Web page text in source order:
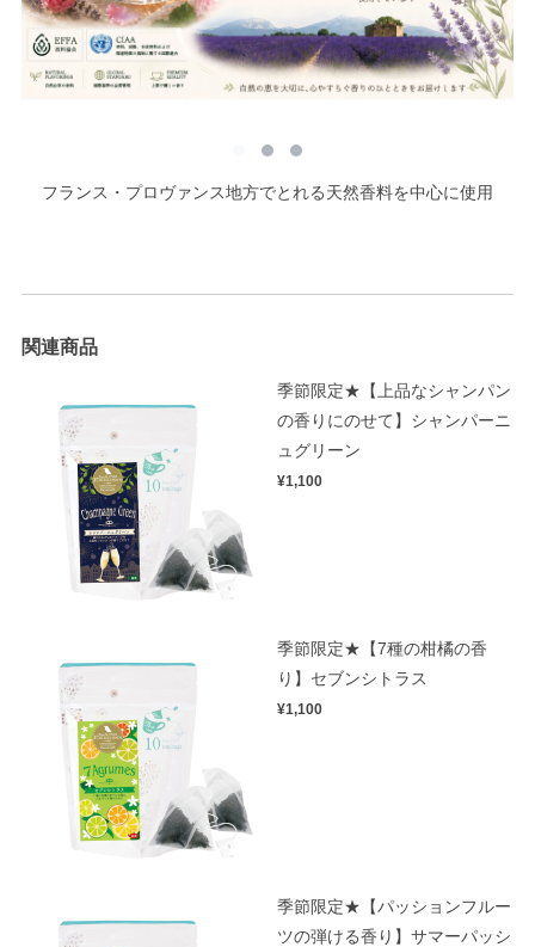
フランス・プロヴァンス地方でとれる天然香料を中心に使用
関連商品
季節限定★【上品なシャンパン
の香りにのせて】シャンパーニ
ュグリーン
¥1,100
季節限定★【7種の柑橘の香
り】セブンシトラス
¥1,100
季節限定★【パッションフルー
ツの弾ける香り】サマーパッシ